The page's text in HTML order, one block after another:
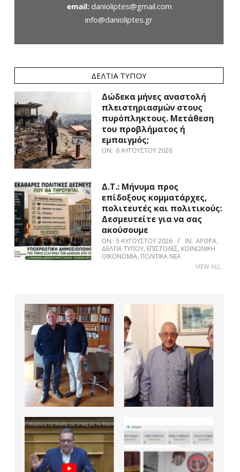
email: danioliptes@gmail.com
info@danioliptes.gr
ΔΕΛΤΊΑ ΤΎΠΟΥ
Δώδεκα μήνες αναστολή
πλειστηριασμών στους
πυρόπληκτους. Μετάθεση
του προβλήματος ή
εμπαιγμός;
ON: 6 ΑΥΓΟΎΣΤΟΥ 2026
Δ.Τ.: Μήνυμα προς
επίδοξους κομματάρχες,
πολιτευτές και πολιτικούς:
Δεσμευτείτε για να σας
ακούσουμε
ON: 5 ΑΥΓΟΎΣΤΟΥ 2026 IN: ΆΡΘΡΑ,
ΔΕΛΤΊΑ ΤΎΠΟΥ, ΕΠΙΣΤΟΛΈΣ, ΚΟΙΝΩΝΙΚΉ
ΟΙΚΟΝΟΜΊΑ, ΠΟΛΙΤΙΚΆ ΝΈΑ
VIEW ALL